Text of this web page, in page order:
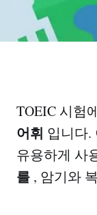
TOEIC 시험
어휘 입니다.
유용하게 사
를 , 암기와